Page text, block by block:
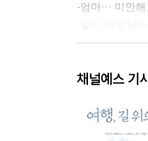
-엄마··· 미안해
-기적을 선물
-오늘, 반드시
-천국이 있다
채널예스 기